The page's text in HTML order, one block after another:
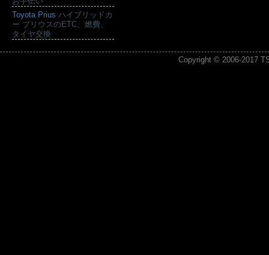
Toyota Prius ハイブリッドカ
ー プリウスのETC、燃費、
タイヤ交換
Copyright © 2006-2017